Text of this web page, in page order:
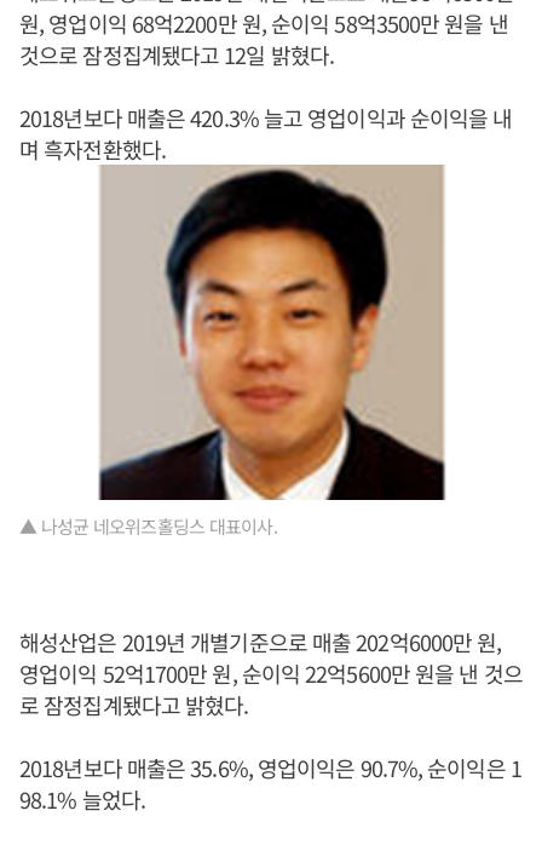
원, 영업이익 68억2200만 원, 순이익 58억3500만 원을 낸
것으로 잠정집계됐다고 12일 밝혔다.
2018년보다 매출은 420.3% 늘고 영업이익과 순이익을 내
며 흑자전환했다.
▲ 나성균 네오위즈홀딩스 대표이사.
해성산업은 2019년 개별기준으로 매출 202억6000만 원,
영업이익 52억1700만 원, 순이익 22억5600만 원을 낸 것으
로 잠정집계됐다고 밝혔다.
2018년보다 매출은 35.6%, 영업이익은 90.7%, 순이익은 1
98.1% 늘었다.